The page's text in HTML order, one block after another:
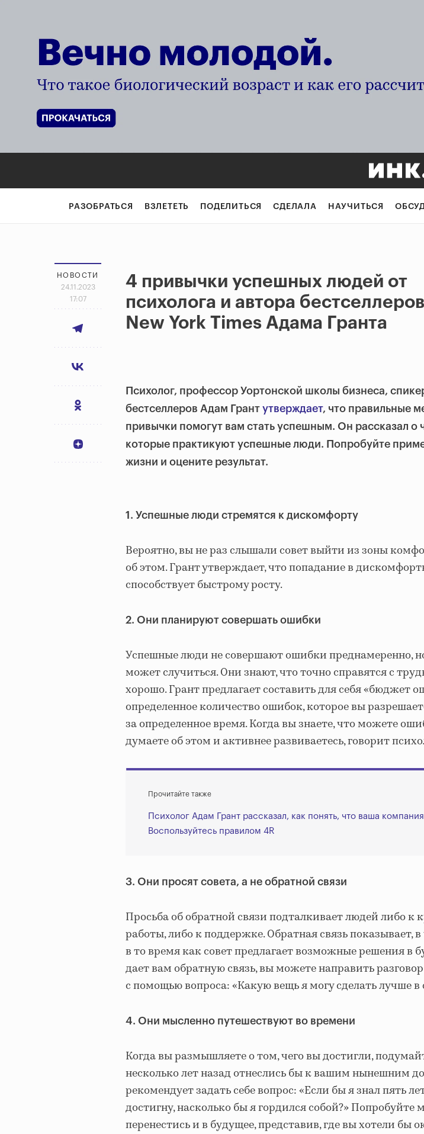
РАЗОБРАТЬСЯ ВЗЛЕТЕТЬ ПОДЕЛИТЬСЯ СДЕЛАЛА НАУЧИТЬСЯ
НОВОСТИ
24.11.2023
17:07
4 привычки успешных людей от
психолога и автора
New York Times Адама Гранта
Психолог, профессор Уортонской школы бизнеса,
бестселлеров Адам Грант утверждает, что правильные
привычки помогут вам стать успешным. Он рассказал о
которые практикуют успешные люди. Попробуйте
жизни и оцените результат.
1. Успешные люди стремятся к дискомфорту
Вероятно, вы не раз слышали совет выйти из зоны
об этом. Грант утверждает, что попадание в
способствует быстрому росту.
2. Они планируют совершать ошибки
Успешные люди не совершают ошибки преднамеренно,
может случиться. Они знают, что точно справятся с
хорошо. Грант предлагает составить для себя «бюджет
определенное количество ошибок, которое вы
за определенное время. Когда вы знаете, что можете
думаете об этом и активнее развиваетесь, говорит
Прочитайте также
Психолог Адам Грант рассказал, как понять, что ваша
Воспользуйтесь правилом 4R
3. Они просят совета, а не обратной связи
Просьба об обратной связи подталкивает людей либо к
работы, либо к поддержке. Обратная связь показывает,
в то время как совет предлагает возможные решения в
дает вам обратную связь, вы можете направить
с помощью вопроса: «Какую вещь я могу сделать лучше
4. Они мысленно путешествуют во времени
Когда вы размышляете о том, чего вы достигли,
несколько лет назад отнеслись бы к вашим нынешним
рекомендует задать себе вопрос: «Если бы я знал пять
достигну, насколько бы я гордился собой?» Попробуйте
перенестись и в будущее, представив, где вы хотели бы